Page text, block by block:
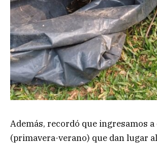
Además, recordó que ingresamos a
(primavera-verano) que dan lugar